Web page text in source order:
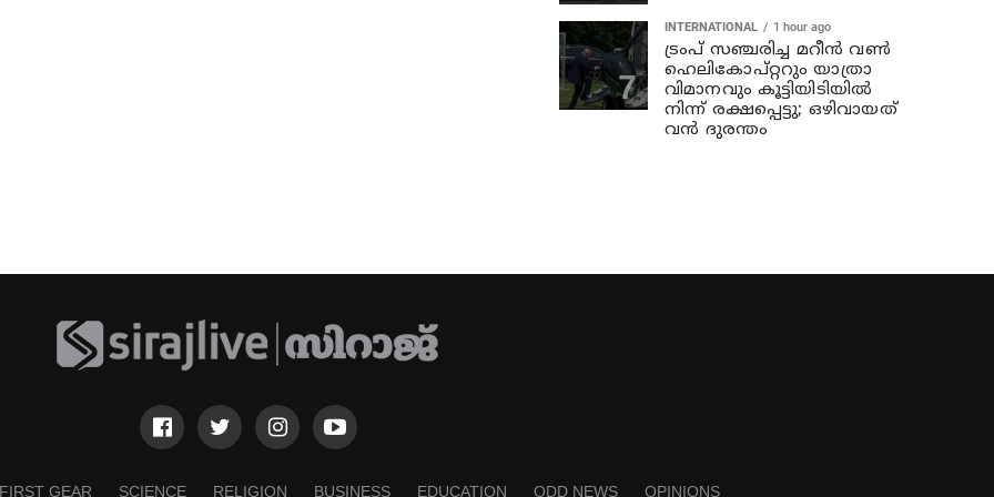
INTERNATIONAL 1 hour ago
ട്രംപ് സഞ്ചരിച്ച മറീൻ വൺ
ഹെലികോപ്റ്ററും യാത്രാ
വിമാനവും കൂട്ടിയിടിയിൽ
നിന്ന് രക്ഷപ്പെട്ടു; ഒഴിവായത്
വൻ ദുരന്തം
FIRST GEAR SCIENCE RELIGION BUSINESS EDUCATION ODD NEWS OPINIONS